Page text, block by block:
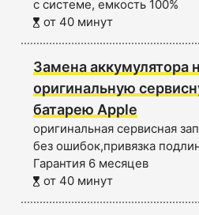
с системе, емкость 100%
от 40 минут
Замена аккумулятора
оригинальную
батарею Apple
оригинальная сервисная
без ошибок,привязка
Гарантия 6 месяцев
от 40 минут